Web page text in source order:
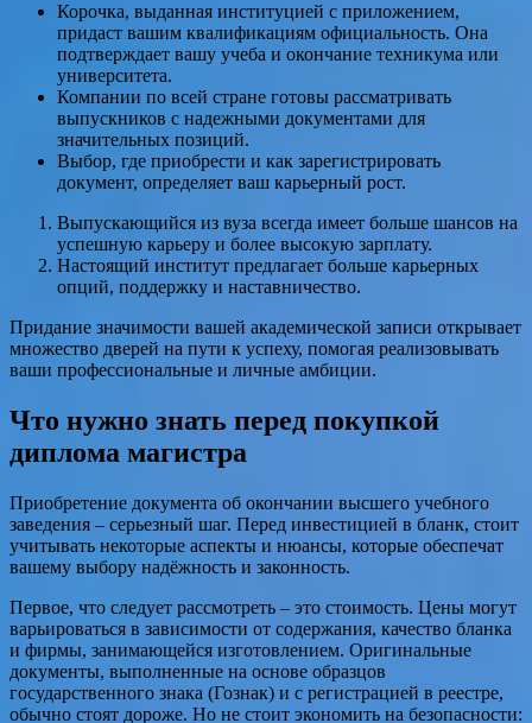
Корочка, выданная институцией с приложением,
придаст вашим квалификациям официальность. Она
подтверждает вашу учеба и окончание техникума или
университета.
Компании по всей стране готовы рассматривать
выпускников с надежными документами для
значительных позиций.
Выбор, где приобрести и как зарегистрировать
документ, определяет ваш карьерный рост.
Выпускающийся из вуза всегда имеет больше шансов на
успешную карьеру и более высокую зарплату.
Настоящий институт предлагает больше карьерных
опций, поддержку и наставничество.
Придание значимости вашей академической записи открывает
множество дверей на пути к успеху, помогая реализовывать
ваши профессиональные и личные амбиции.
Что нужно знать перед покупкой
диплома магистра
Приобретение документа об окончании высшего учебного
заведения – серьезный шаг. Перед инвестицией в бланк, стоит
учитывать некоторые аспекты и нюансы, которые обеспечат
вашему выбору надёжность и законность.
Первое, что следует рассмотреть – это стоимость. Цены могут
варьироваться в зависимости от содержания, качество бланка
и фирмы, занимающейся изготовлением. Оригинальные
документы, выполненные на основе образцов
государственного знака (Гознак) и с регистрацией в реестре,
обычно стоят дороже. Но не стоит экономить на безопасности: